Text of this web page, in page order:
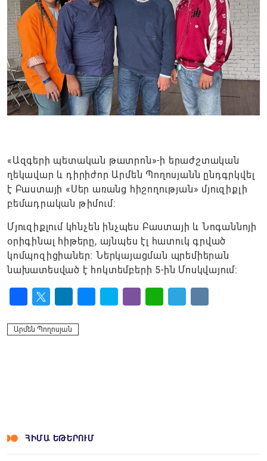
«Ազգերի պետական թատրոն»-ի երաժշտական
ղեկավար և դիրիժոր Արմեն Պողոսյանն ընդգրկվել
է Բաստայի «Սեր առանց հիշողության» մյուզիքլի
բեմադրական թիմում:
Մյուզիքլում կհնչեն ինչպես Բաստայի և Նոգաննոյի
օրիգինալ հիթերը, այնպես էլ հատուկ գրված
կոմպոզիցիաներ։ Ներկայացման պրեմիերան
նախատեսված է հոկտեմբերի 5-ին Մոսկվայում։
Արմեն Պողոսյան
ՀԻՄԱ ԵԹԵՐՈՒՄ